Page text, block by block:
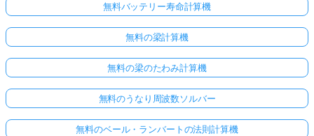
無料バッテリー寿命計算機
無料の梁計算機
無料の梁のたわみ計算機
無料のうなり周波数ソルバー
無料のベール・ランバートの法則計算機